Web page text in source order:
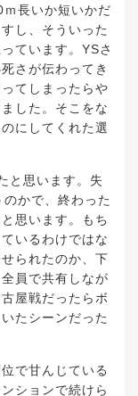
長いか短いかだ
し、そういった
ています。YSさ
さが伝わってき
てしまったらや
した。そこをな
にしてくれた選
と思います。失
かで、終わった
思います。もち
いるわけではな
られたのか、下
員で共有しなが
屋戦だったらボ
たシーンだった
で甘んじている
ションで続けら